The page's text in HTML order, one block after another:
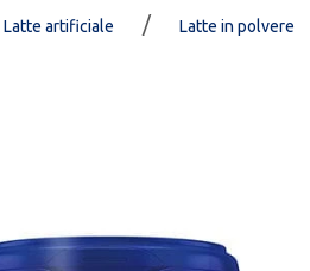
Latte artificiale / Latte in polvere